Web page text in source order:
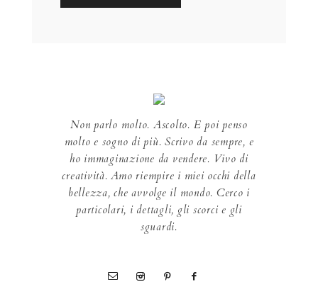
Non parlo molto. Ascolto. E poi penso
molto e sogno di più. Scrivo da sempre, e
ho immaginazione da vendere. Vivo di
creatività. Amo riempire i miei occhi della
bellezza, che avvolge il mondo. Cerco i
particolari, i dettagli, gli scorci e gli
sguardi.